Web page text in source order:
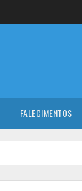
FALECIMENTOS